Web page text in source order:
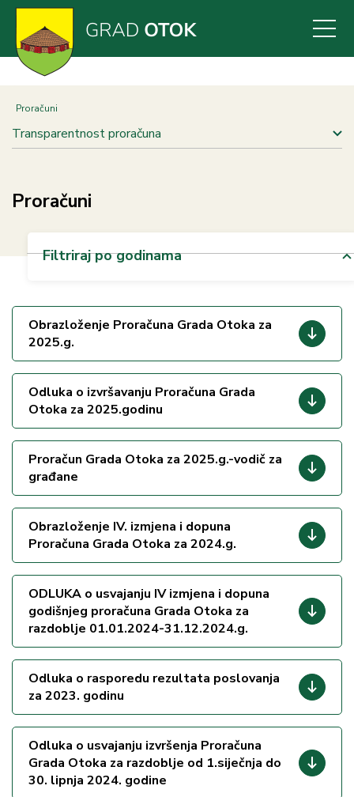
Skoči
glavni
sadržaj
Proračuni
Transparentnost proračuna
Proračuni
Filtriraj po godinama
Obrazloženje Proračuna Grada Otoka za
2025.g.
Odluka o izvršavanju Proračuna Grada
Otoka za 2025.godinu
Proračun Grada Otoka za 2025.g.-vodič za
građane
Obrazloženje IV. izmjena i dopuna
Proračuna Grada Otoka za 2024.g.
ODLUKA o usvajanju IV izmjena i dopuna
godišnjeg proračuna Grada Otoka za
razdoblje 01.01.2024-31.12.2024.g.
Odluka o rasporedu rezultata poslovanja
za 2023. godinu
Odluka o usvajanju izvršenja Proračuna
Grada Otoka za razdoblje od 1.siječnja do
30. lipnja 2024. godine